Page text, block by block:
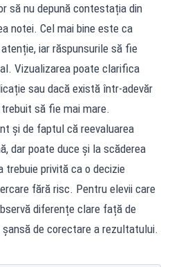
să nu depună contestația din
notei. Cel mai bine este ca
iar răspunsurile să fie
Vizualizarea poate clarifica
sau dacă există într-adevăr
să fie mai mare.
și de faptul că reevaluarea
dar poate duce și la scăderea
trebuie privită ca o decizie
fără risc. Pentru elevii care
diferențe clare față de
de corectare a rezultatului.